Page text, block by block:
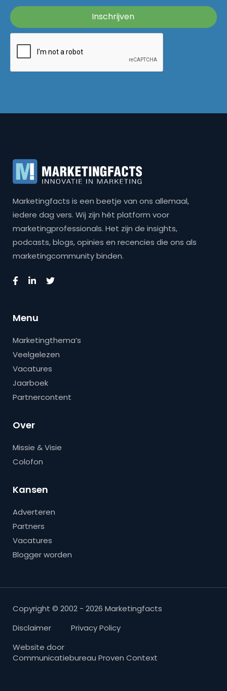
Marketingfacts is een beetje van ons allemaal,
iedere dag vers. Wij zijn hét platform voor
marketingprofessionals. Het zijn de insights,
podcasts, blogs, opinies en recencies die ons als
marketingcommunity binden.
Menu
Marketingthema’s
Veelgelezen
Vacatures
Jaarboek
Partnercontent
Over
Missie & Visie
Colofon
Kansen
Adverteren
Partners
Vacatures
Blogger worden
Copyright © 2002 - 2026 Marketingfacts
Disclaimer
Privacy Policy
Website door
Communicatiebureau Proven Context